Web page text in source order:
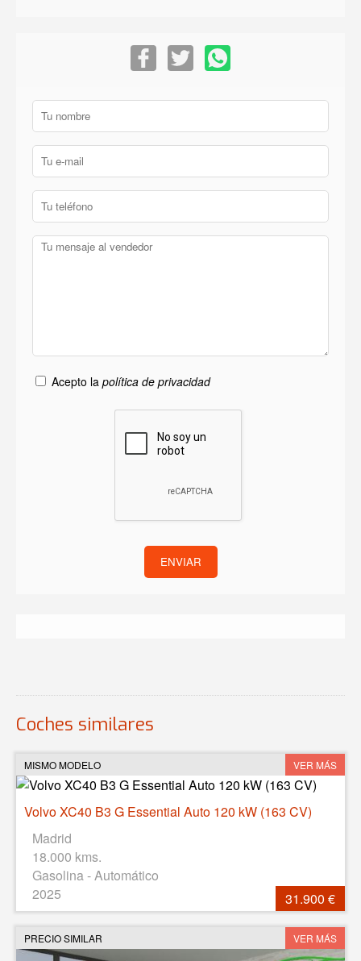
Acepto la política de privacidad
ENVIAR
Coches similares
MISMO MODELO VER MÁS
Volvo XC40 B3 G Essential Auto 120 kW (163 CV)
Madrid
18.000 kms.
Gasolina - Automático
2025
31.900 €
PRECIO SIMILAR VER MÁS